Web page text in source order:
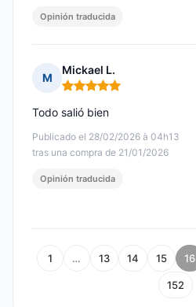
Opinión traducida
M
Mickael L.
Nota: 5 de 5
Publicado el 28/02/2026 à 04h13
tras una compra de 21/01/2026
Todo salió bien
Opinión traducida
1 … 13 14 15 16
152